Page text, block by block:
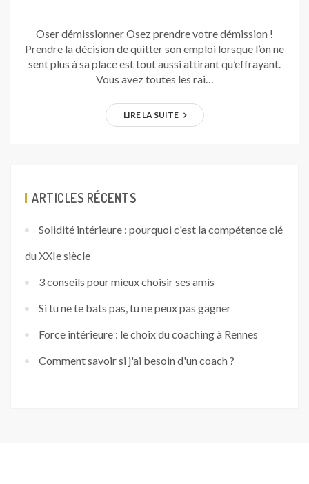
Oser démissionner Osez prendre votre démission !
Prendre la décision de quitter son emploi lorsque l’on ne
sent plus à sa place est tout aussi attirant qu’effrayant.
Vous avez toutes les rai…
LIRE LA SUITE
ARTICLES RÉCENTS
Solidité intérieure : pourquoi c'est la compétence clé
du XXIe siècle
3 conseils pour mieux choisir ses amis
Si tu ne te bats pas, tu ne peux pas gagner
Force intérieure : le choix du coaching à Rennes
Comment savoir si j'ai besoin d'un coach ?